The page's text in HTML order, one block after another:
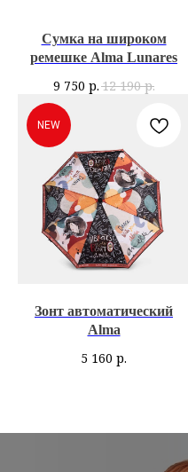
Сумка на широком
ремешке Alma Lunares
9 750 р.12 190 р.
NEW
Зонт автоматический
Alma
5 160 р.